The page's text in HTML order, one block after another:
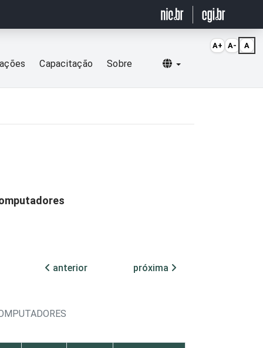
Capacitação Sobre Selecionar idioma
anterior
próxima
A+ A- A